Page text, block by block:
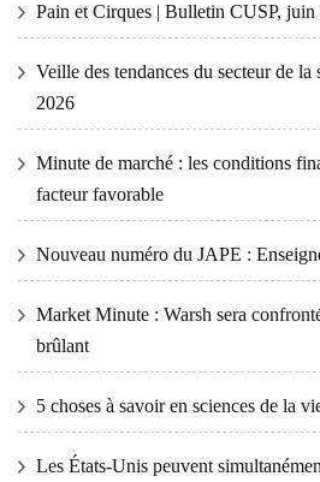
Pain et Cirques | Bulletin CUSP, juin
Veille des tendances du secteur de
2026
Minute de marché : les conditions
facteur favorable
Nouveau numéro du JAPE :
Market Minute : Warsh sera
brûlant
5 choses à savoir en sciences de la
Les États-Unis peuvent